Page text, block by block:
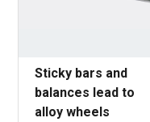
Sticky bars and
balances lead to
alloy wheels